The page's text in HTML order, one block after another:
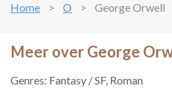
Home O George Orwell
Meer over George
Genres: Fantasy / SF, Roman